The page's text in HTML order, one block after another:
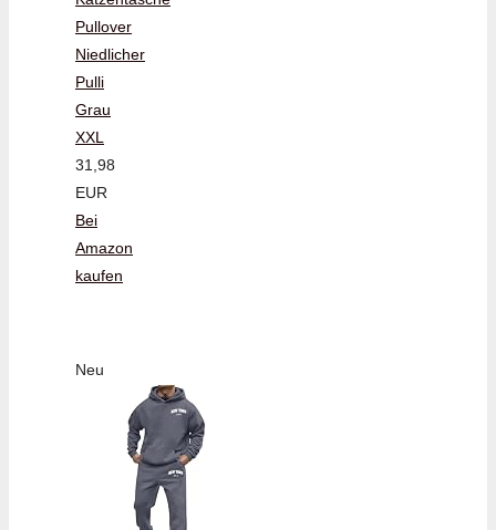
Pullover
Niedlicher
Pulli
Grau
XXL
31,98
EUR
Bei
Amazon
kaufen
Neu